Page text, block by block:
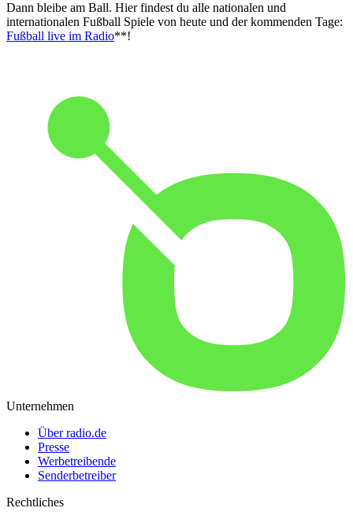
Dann bleibe am Ball. Hier findest du alle nationalen und
internationalen Fußball Spiele von heute und der kommenden Tage:
Fußball live im Radio**!
Unternehmen
Über radio.de
Presse
Werbetreibende
Senderbetreiber
Rechtliches